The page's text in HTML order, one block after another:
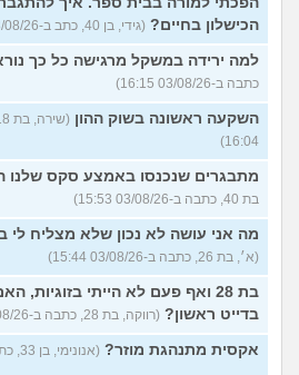
הכישלון בחיים? (גידי, בן 40, כתב ב-03/08/26 16:24)
למה ירידה במשקל מרגישה כל כך
כתבה ב-03/08/26 16:15)
השקעה ראשונה בשוק ההון
16:04)
מתבגרים שנכנסו באמצע סקס שלנו
בת 40, כתבה ב-03/08/26 15:53)
מה אני עושה לא נכון שלא מצליח לי
(א׳, בת 26, כתבה ב-03/08/26 15:44)
בת 28 ואף פעם לא הייתי
בדייט ראשון? (רווקה, בת 28, כתבה ב-03/08/26 15:23)
אקסית מתנהגת מוזר? (אנונימי, בן 33, כתב ב-03/08/26 15:14)